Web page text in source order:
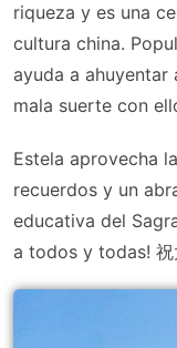
riqueza y es una
cultura china.
ayuda a ahuyentar
mala suerte con
Estela aprovecha
recuerdos y un
educativa del
a todos y todas! 祝